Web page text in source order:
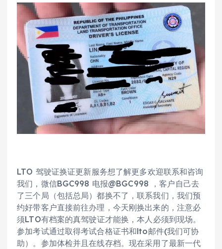
LTO 驾驶证换证更新服务想了解更多欢迎联系和咨询
我们，微信BGC998 电报@BGC998 ，客户自己去
了三个局（包括总局）都换不了，联系我们，我们预
约好带客户直接前往办理，今天刚换出来的，注意必
须LTO有档案的真驾驶证才能换，本人必须到现场。
参加考试通过取得考试合格证书和lto邮件(我们可协
助）。参加体检并且在线存档。现在采用了最新一代